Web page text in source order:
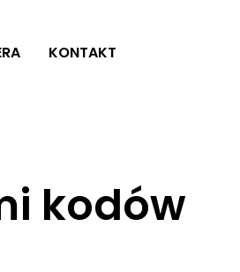
KONTAKT
kodów